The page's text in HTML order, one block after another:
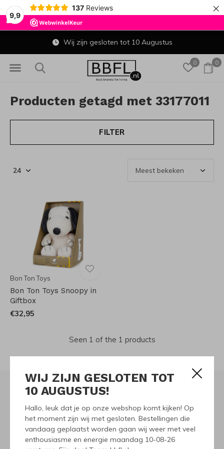
9,9
137 Reviews ×
WIJ ZIJN GESLOTEN TOT
10 AUGUSTUS!
Hallo, leuk dat je op onze webshop komt kijken! Op
het moment zijn wij met gesloten. Bestellingen die
vandaag geplaatst worden gaan wij weer met veel
enthousiasme en energie maandag 10-08-26
0 0
Wij zijn gesloten tot 10 Augustus
Producten getagd met 33177011
FILTER
Bon Ton Toys
Bon Ton Toys Snoopy in
Giftbox
€32,95
Seen 1 of the 1 products
Meld je aan voor onze
nieuwsbrief